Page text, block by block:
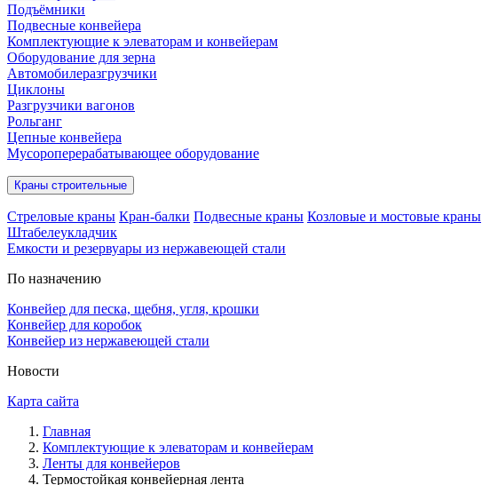
Подъёмники
Подвесные конвейера
Комплектующие к элеваторам и конвейерам
Оборудование для зерна
Автомобилеразгрузчики
Циклоны
Разгрузчики вагонов
Рольганг
Цепные конвейера
Мусороперерабатывающее оборудование
Краны строительные
Стреловые краны Кран-балки Подвесные краны Козловые и мостовые краны
Штабелеукладчик
Емкости и резервуары из нержавеющей стали
По назначению
Конвейер для песка, щебня, угля, крошки
Конвейер для коробок
Конвейер из нержавеющей стали
Новости
Карта сайта
Главная
Комплектующие к элеваторам и конвейерам
Ленты для конвейеров
Термостойкая конвейерная лента